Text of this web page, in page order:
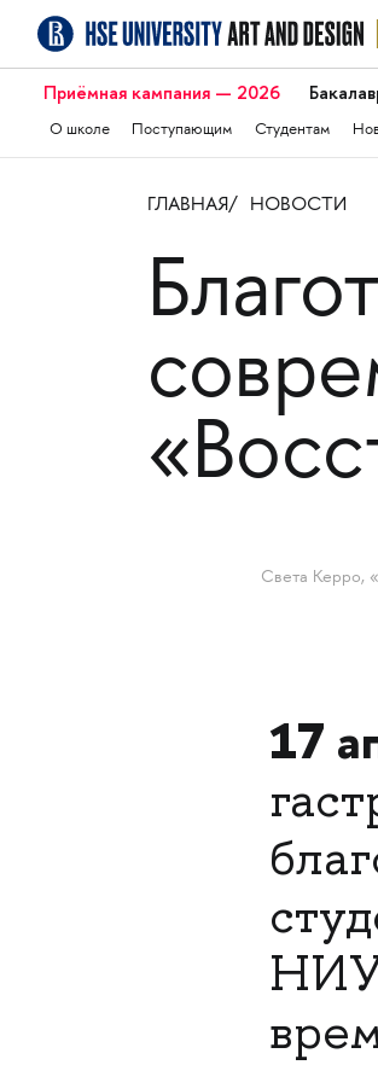
Приёмная кампания — 2026
О школе Поступающим Студентам
ГЛАВНАЯ НОВОСТИ
Света Керро,
17
НИУ